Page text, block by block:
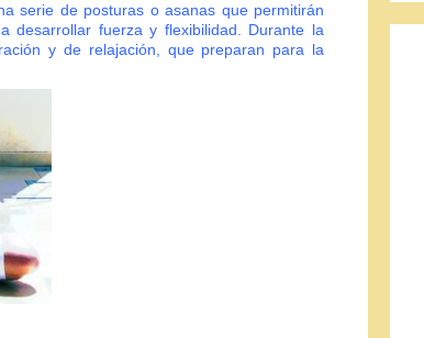
serie de posturas o asanas que permitirán
desarrollar fuerza y flexibilidad. Durante la
y de relajación, que preparan para la